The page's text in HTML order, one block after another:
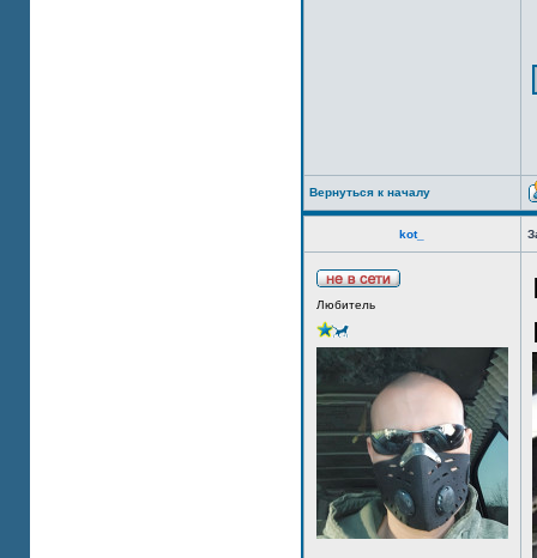
Вернуться к началу
kot_
Любитель